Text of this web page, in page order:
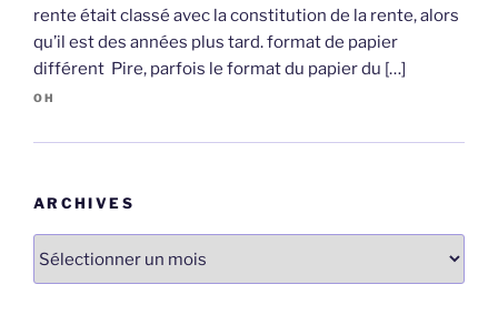
rente était classé avec la constitution de la rente, alors
qu’il est des années plus tard. format de papier
différent Pire, parfois le format du papier du […]
OH
ARCHIVES